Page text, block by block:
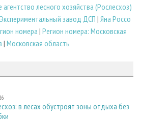
лесного хозяйства (Рослесхоз)
Экспериментальный завод ДСП | Яна Россо
номера | Регион номера: Московская
| Московская область
в лесах обустроят зоны отдыха без